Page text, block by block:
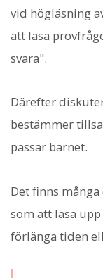
vid högläsning
att läsa
svara".
Därefter
bestämmer
passar barnet.
Det finns
som att läsa
förlänga tiden